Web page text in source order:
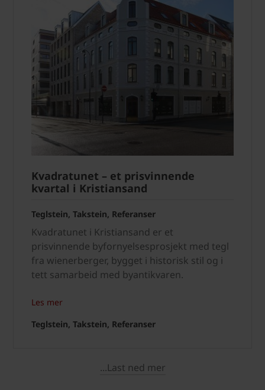
Kvadratunet – et prisvinnende
kvartal i Kristiansand
Teglstein, Takstein, Referanser
Kvadratunet i Kristiansand er et
prisvinnende byfornyelsesprosjekt med tegl
fra wienerberger, bygget i historisk stil og i
tett samarbeid med byantikvaren.
Les mer
Teglstein, Takstein, Referanser
...Last ned mer